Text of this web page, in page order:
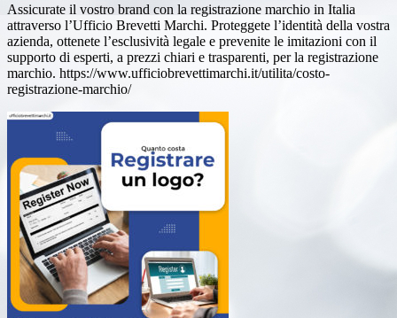
Assicurate il vostro brand con la registrazione marchio in Italia
attraverso l’Ufficio Brevetti Marchi. Proteggete l’identità della vostra
azienda, ottenete l’esclusività legale e prevenite le imitazioni con il
supporto di esperti, a prezzi chiari e trasparenti, per la registrazione
marchio. https://www.ufficiobrevettimarchi.it/utilita/costo-
registrazione-marchio/